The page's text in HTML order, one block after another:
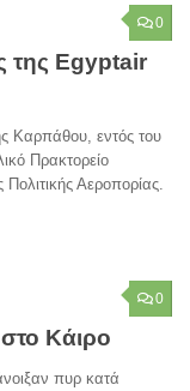
0
της Egyptair
Καρπάθου, εντός του
Πρακτορείο
Αεροπορίας.
0
Κάιρο
πυρ κατά